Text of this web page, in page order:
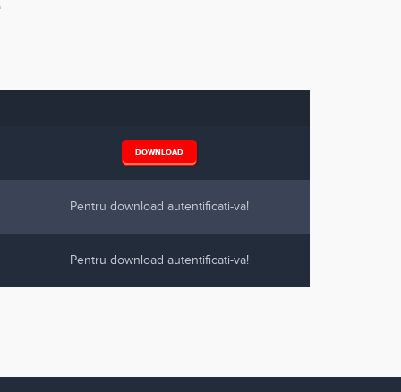
DOWNLOAD
Pentru download autentificati-va!
Pentru download autentificati-va!